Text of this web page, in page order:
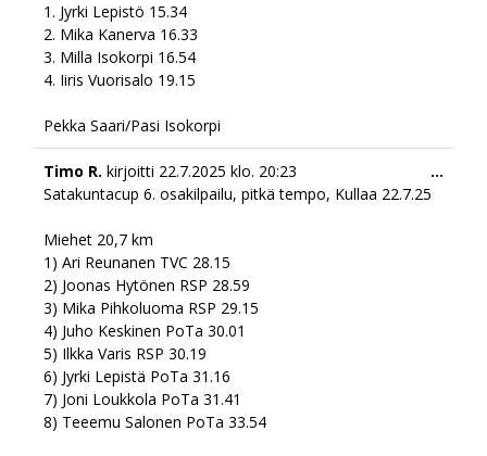
1. Jyrki Lepistö 15.34
2. Mika Kanerva 16.33
3. Milla Isokorpi 16.54
4. Iiris Vuorisalo 19.15
Pekka Saari/Pasi Isokorpi
Timo R. kirjoitti 22.7.2025 klo. 20:23
Satakuntacup 6. osakilpailu, pitkä tempo, Kullaa 22.7.25
Miehet 20,7 km
1) Ari Reunanen TVC 28.15
2) Joonas Hytönen RSP 28.59
3) Mika Pihkoluoma RSP 29.15
4) Juho Keskinen PoTa 30.01
5) Ilkka Varis RSP 30.19
6) Jyrki Lepistä PoTa 31.16
7) Joni Loukkola PoTa 31.41
8) Teeemu Salonen PoTa 33.54
...